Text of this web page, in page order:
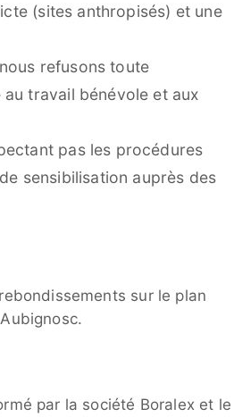
(sites anthropisés) et une
refusons toute
travail bénévole et aux
pas les procédures
sensibilisation auprès des
sur le plan
par la société Boralex et le